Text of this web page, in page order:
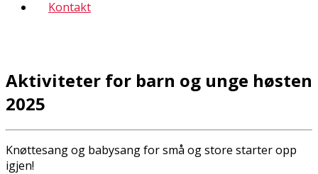
Kontakt
Aktiviteter for barn og unge høsten
2025
Knøttesang og babysang for små og store starter opp
igjen!